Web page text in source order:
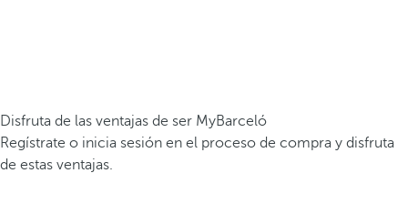
Disfruta de las ventajas de ser MyBarceló
Regístrate o inicia sesión en el proceso de compra y disfruta
de estas ventajas.